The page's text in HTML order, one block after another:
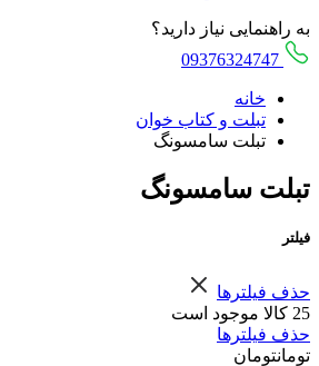
به راهنمایی نیاز دارید؟
خانه
تبلت و کتاب خوان
تبلت سامسونگ
تبلت سامسونگ
فیلتر
حذف فیلترها
25 کالا موجود است
حذف فیلترها
تومانتومان